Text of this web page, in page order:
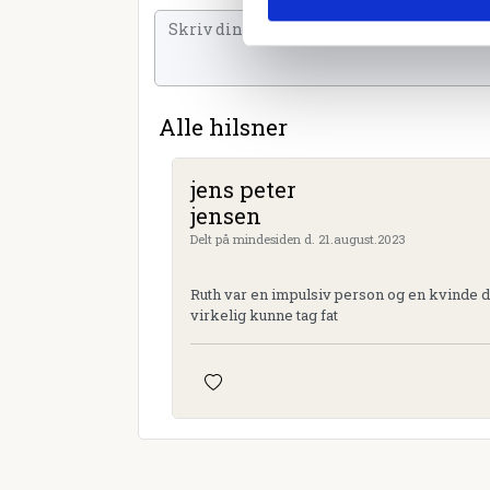
Alle hilsner
jens peter
jensen
Delt på mindesiden d. 21.august.2023
Ruth var en impulsiv person og en kvinde
virkelig kunne tag fat